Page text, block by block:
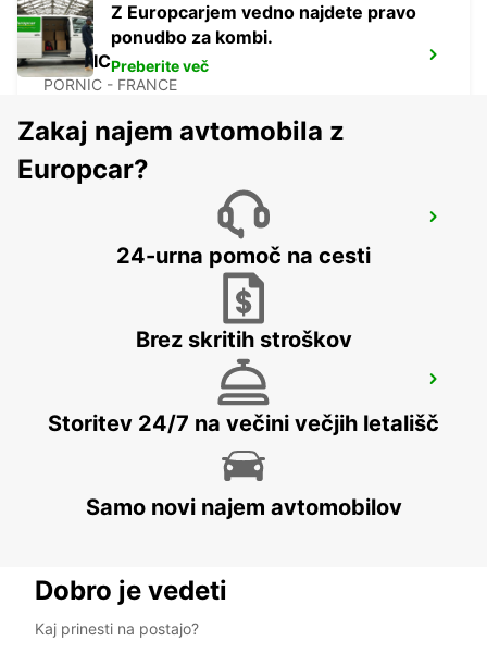
PORNIC
PORNIC - FRANCE
ANCENIS - FRANCE
Z Europcarjem vedno najdete pravo
ponudbo za kombi.
Preberite več
Zakaj najem avtomobila z
Europcar?
24-urna pomoč na cesti
Brez skritih stroškov
Storitev 24/7 na večini večjih letališč
Samo novi najem avtomobilov
Dobro je vedeti
Kaj prinesti na postajo?